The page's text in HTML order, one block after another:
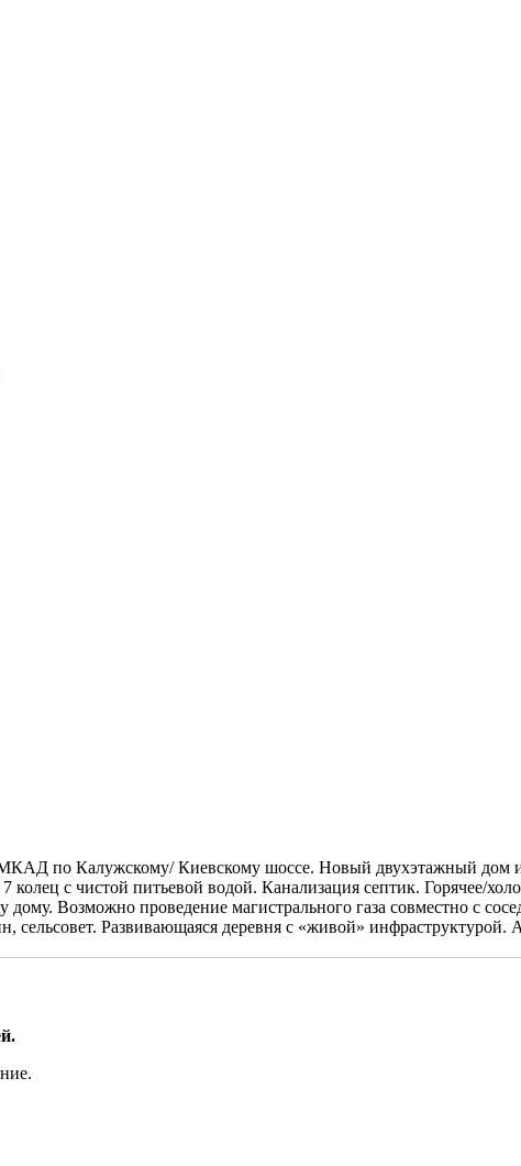
по Калужскому/ Киевскому шоссе. Новый двухэтажный дом
с чистой питьевой водой. Канализация септик. Горячее/
дому. Возможно проведение магистрального газа совместно с
Развивающаяся деревня с «живой» инфраструктурой.